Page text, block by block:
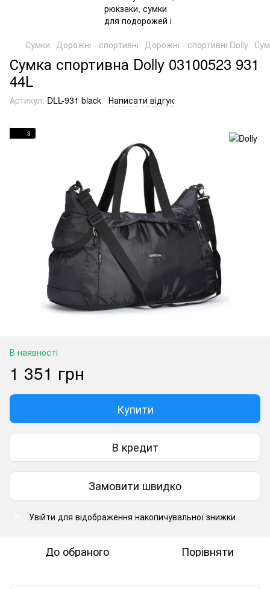
Сумки Дорожні - спортивні Дорожні - спортивні Dolly
Сумка спортивна Dolly 03100523 931
44L
Артикул: DLL-931 black Написати відгук
3
В наявності
1 351 грн
Купити
В кредит
Замовити швидко
Увійти для відображення накопичувальної знижки
До обраного Порівняти